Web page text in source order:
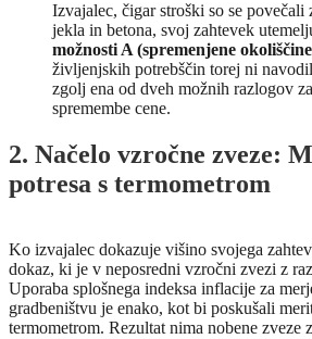
Izvajalec, čigar stroški so se povečali
jekla in betona, svoj zahtevek
možnosti A (spremenjene
življenjskih potrebščin torej ni
zgolj ena od dveh možnih razlogov
spremembe cene.
2. Načelo vzročne zveze:
potresa s termometrom
Ko izvajalec dokazuje višino svojega
dokaz, ki je v neposredni vzročni zvezi z
Uporaba splošnega indeksa inflacije za
gradbeništvu je enako, kot bi poskušali
termometrom. Rezultat nima nobene zveze